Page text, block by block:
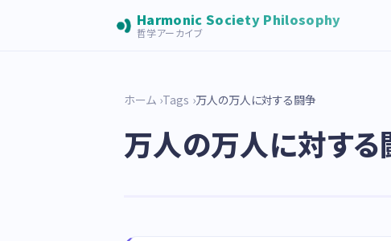
Harmonic Society Philosophy
哲学アーカイブ
ホーム Tags 万人の万人に対する闘争
万人の万人に対する